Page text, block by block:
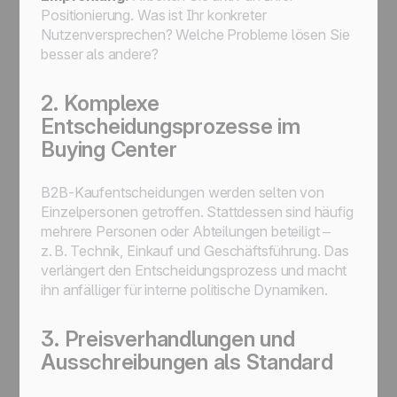
Positionierung. Was ist Ihr konkreter
Nutzenversprechen? Welche Probleme lösen Sie
besser als andere?
2. Komplexe
Entscheidungsprozesse im
Buying Center
B2B-Kaufentscheidungen werden selten von
Einzelpersonen getroffen. Stattdessen sind häufig
mehrere Personen oder Abteilungen beteiligt –
z. B. Technik, Einkauf und Geschäftsführung. Das
verlängert den Entscheidungsprozess und macht
ihn anfälliger für interne politische Dynamiken.
3. Preisverhandlungen und
Ausschreibungen als Standard